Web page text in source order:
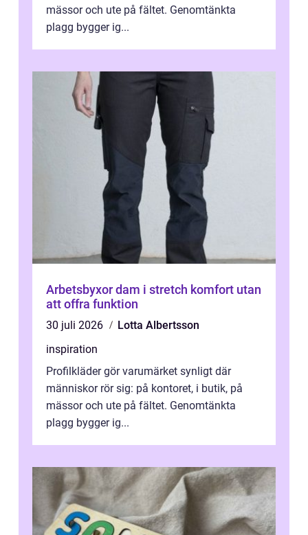
mässor och ute på fältet. Genomtänkta
plagg bygger ig...
Arbetsbyxor dam i stretch komfort utan
att offra funktion
30 juli 2026
Lotta Albertsson
inspiration
Profilkläder gör varumärket synligt där
människor rör sig: på kontoret, i butik, på
mässor och ute på fältet. Genomtänkta
plagg bygger ig...